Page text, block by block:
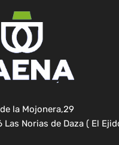
la Mojonera,29
Las Norias de Daza ( El